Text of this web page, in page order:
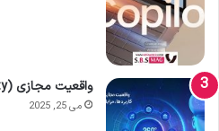
واقعیت مجازی (Virtual Reality) چیست؟
می 25, 2025